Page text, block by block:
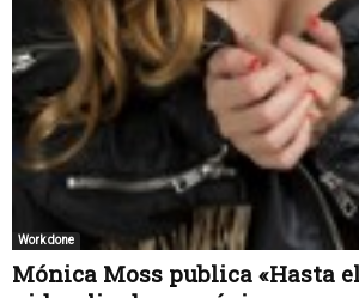
Work done
Mónica Moss publica «Hasta